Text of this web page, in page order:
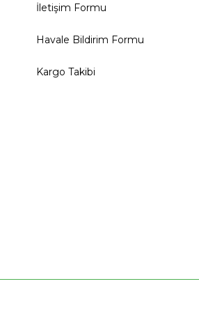
İletişim Formu
Havale Bildirim Formu
Kargo Takibi